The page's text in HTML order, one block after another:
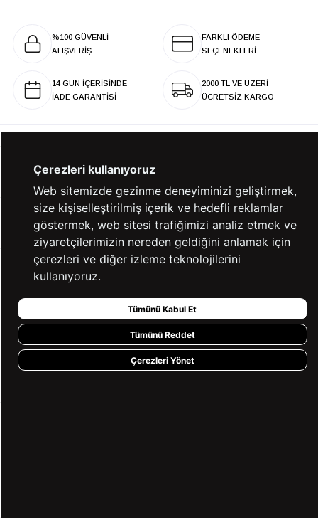
%100 GÜVENLİ
ALIŞVERİŞ
FARKLI ÖDEME
SEÇENEKLERİ
14 GÜN İÇERİSİNDE
İADE GARANTİSİ
2000 TL VE ÜZERİ
ÜCRETSİZ KARGO
KURUMSAL
KATEGORİLER
YARDIM
BİZE ULAŞIN
Çerezleri kullanıyoruz
Web sitemizde gezinme deneyiminizi geliştirmek,
size kişiselleştirilmiş içerik ve hedefli reklamlar
göstermek, web sitesi trafiğimizi analiz etmek ve
ziyaretçilerimizin nereden geldiğini anlamak için
çerezleri ve diğer izleme teknolojilerini
kullanıyoruz.
Tümünü Kabul Et
Tümünü Reddet
Çerezleri Yönet